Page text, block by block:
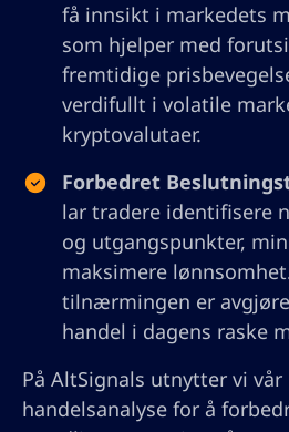
få innsikt i markedets
som hjelper med
fremtidige
verdifullt i volatile
kryptovalutaer.
Forbedret
lar tradere identifisere
og utgangspunkter,
maksimere
tilnærmingen er
handel i dagens raske
På AltSignals utnytter vi
handelsanalyse for å